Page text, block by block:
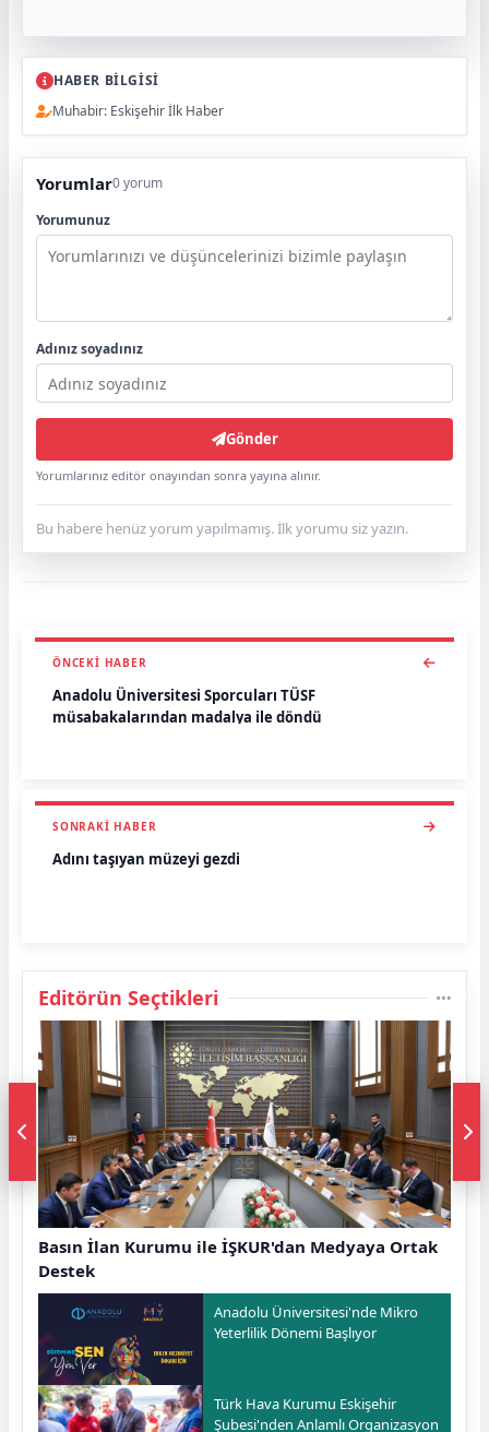
HABER BİLGİSİ
Muhabir: Eskişehir İlk Haber
Yorumlar0 yorum
Yorumunuz
Adınız soyadınız
Gönder
Yorumlarınız editör onayından sonra yayına alınır.
Bu habere henüz yorum yapılmamış. İlk yorumu siz yazın.
ÖNCEKI HABER
Anadolu Üniversitesi Sporcuları TÜSF
müsabakalarından madalya ile döndü
SONRAKI HABER
Adını taşıyan müzeyi gezdi
Editörün Seçtikleri
Basın İlan Kurumu ile İŞKUR'dan Medyaya Ortak
Destek
Anadolu Üniversitesi'nde Mikro
Yeterlilik Dönemi Başlıyor
Türk Hava Kurumu Eskişehir
Şubesi'nden Anlamlı Organizasyon